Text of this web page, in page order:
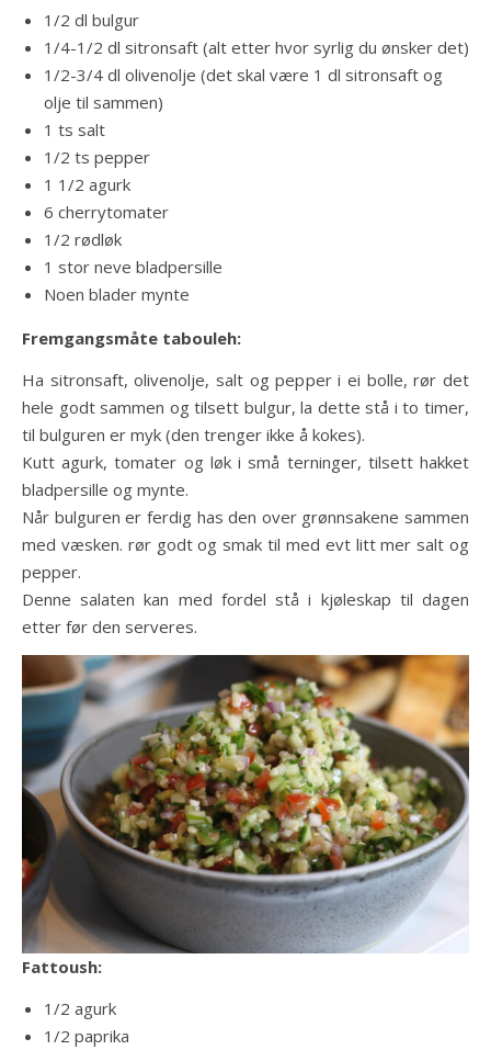
1/2 dl bulgur
1/4-1/2 dl sitronsaft (alt etter hvor syrlig du ønsker det)
1/2-3/4 dl olivenolje (det skal være 1 dl sitronsaft og
olje til sammen)
1 ts salt
1/2 ts pepper
1 1/2 agurk
6 cherrytomater
1/2 rødløk
1 stor neve bladpersille
Noen blader mynte
Fremgangsmåte tabouleh:
Ha sitronsaft, olivenolje, salt og pepper i ei bolle, rør det
hele godt sammen og tilsett bulgur, la dette stå i to timer,
til bulguren er myk (den trenger ikke å kokes).
Kutt agurk, tomater og løk i små terninger, tilsett hakket
bladpersille og mynte.
Når bulguren er ferdig has den over grønnsakene sammen
med væsken. rør godt og smak til med evt litt mer salt og
pepper.
Denne salaten kan med fordel stå i kjøleskap til dagen
etter før den serveres.
Fattoush:
1/2 agurk
1/2 paprika